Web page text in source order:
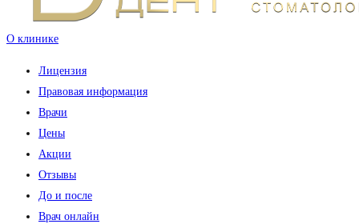
О клинике
Лицензия
Правовая информация
Врачи
Цены
Акции
Отзывы
До и после
Врач онлайн